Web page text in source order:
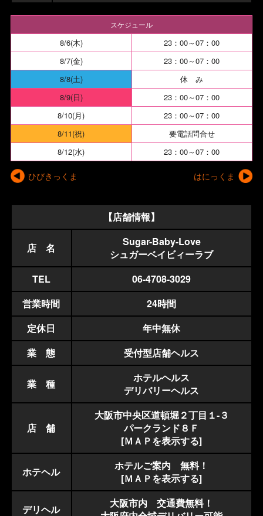
スケジュール
8/6(木)
23：00～07：00
8/7(金)
23：00～07：00
8/8(土)
休 み
8/9(日)
23：00～07：00
8/10(月)
23：00～07：00
8/11(祝)
要電話問合せ
8/12(水)
23：00～07：00
ひびきっくま はにっくま
【店舗情報】
店 名
Sugar-Baby-Love
シュガーベイビィーラブ
TEL
06-4708-3029
営業時間
24時間
定休日
年中無休
業 態
受付型店舗ヘルス
業 種
ホテルヘルス
デリバリーヘルス
店 舗
大阪市中央区道頓堀２丁目１-３
パークランド８Ｆ
[ＭＡＰを表示する]
ホテヘル
ホテルご案内 無料！
[ＭＡＰを表示する]
デリヘル
大阪市内 交通費無料！